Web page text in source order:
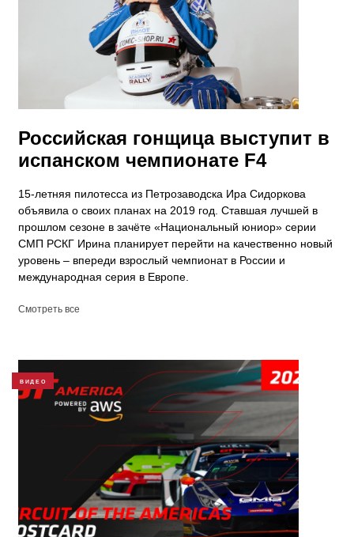
Российская гонщица выступит в
испанском чемпионате F4
15-летняя пилотесса из Петрозаводска Ира Сидоркова
объявила о своих планах на 2019 год. Ставшая лучшей в
прошлом сезоне в зачёте «Национальный юниор» серии
СМП РСКГ Ирина планирует перейти на качественно новый
уровень – впереди взрослый чемпионат в России и
международная серия в Европе.
Смотреть все
ВИДЕО